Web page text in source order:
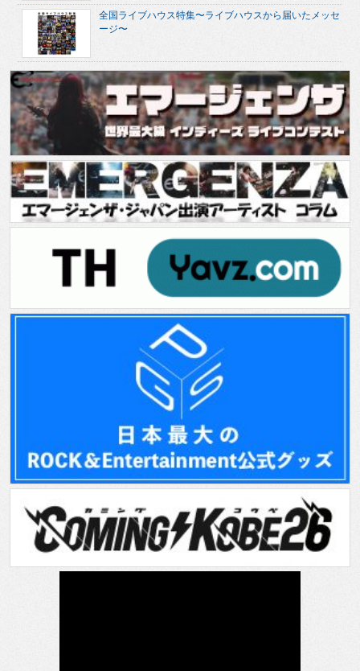
全国ライブハウス特集〜ライブハウスから届いたメッセ
ージ〜